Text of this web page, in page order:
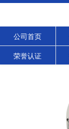
公司首页
荣誉认证